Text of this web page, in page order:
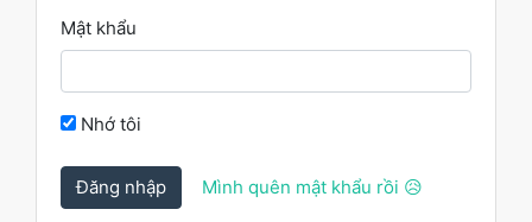
Mật khẩu
Nhớ tôi
Đăng nhập Mình quên mật khẩu rồi 😥